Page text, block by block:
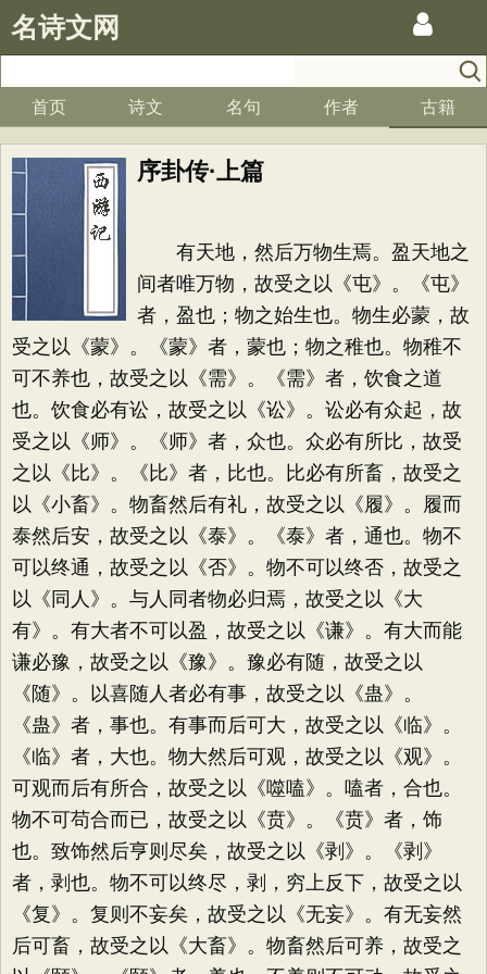
名诗文网
首页 诗文 名句 作者 古籍
序卦传·上篇
有天地，然后万物生焉。盈天地之
间者唯万物，故受之以《屯》。《屯》
者，盈也；物之始生也。物生必蒙，故
受之以《蒙》。《蒙》者，蒙也；物之稚也。物稚不
可不养也，故受之以《需》。《需》者，饮食之道
也。饮食必有讼，故受之以《讼》。讼必有众起，故
受之以《师》。《师》者，众也。众必有所比，故受
之以《比》。《比》者，比也。比必有所畜，故受之
以《小畜》。物畜然后有礼，故受之以《履》。履而
泰然后安，故受之以《泰》。《泰》者，通也。物不
可以终通，故受之以《否》。物不可以终否，故受之
以《同人》。与人同者物必归焉，故受之以《大
有》。有大者不可以盈，故受之以《谦》。有大而能
谦必豫，故受之以《豫》。豫必有随，故受之以
《随》。以喜随人者必有事，故受之以《蛊》。
《蛊》者，事也。有事而后可大，故受之以《临》。
《临》者，大也。物大然后可观，故受之以《观》。
可观而后有所合，故受之以《噬嗑》。嗑者，合也。
物不可苟合而已，故受之以《贲》。《贲》者，饰
也。致饰然后亨则尽矣，故受之以《剥》。《剥》
者，剥也。物不可以终尽，剥，穷上反下，故受之以
《复》。复则不妄矣，故受之以《无妄》。有无妄然
后可畜，故受之以《大畜》。物畜然后可养，故受之